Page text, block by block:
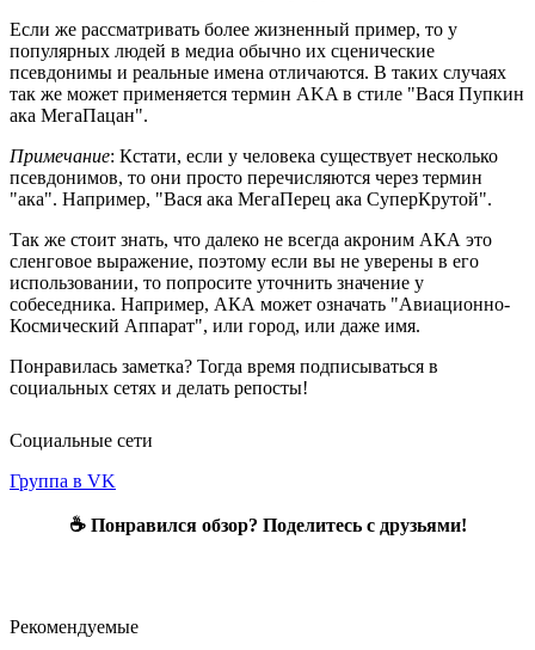
Если же рассматривать более жизненный пример, то у
популярных людей в медиа обычно их сценические
псевдонимы и реальные имена отличаются. В таких случаях
так же может применяется термин AKA в стиле "Вася Пупкин
ака МегаПацан".
Примечание: Кстати, если у человека существует несколько
псевдонимов, то они просто перечисляются через термин
"ака". Например, "Вася ака МегаПерец ака СуперКрутой".
Так же стоит знать, что далеко не всегда акроним АКА это
сленговое выражение, поэтому если вы не уверены в его
использовании, то попросите уточнить значение у
собеседника. Например, АКА может означать "Авиационно-
Космический Аппарат", или город, или даже имя.
Понравилась заметка? Тогда время подписываться в
социальных сетях и делать репосты!
Социальные сети
Группа в VK
☕ Понравился обзор? Поделитесь с друзьями!
Рекомендуемые